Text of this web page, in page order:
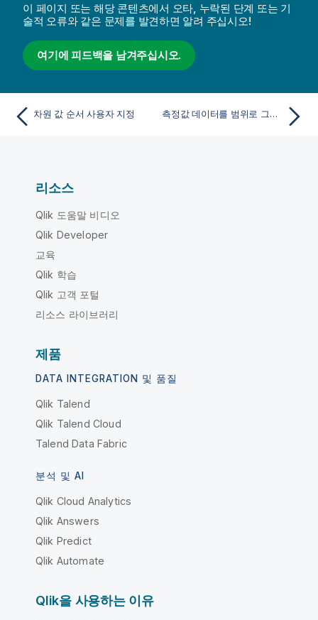
이 페이지 또는 해당 콘텐츠에서 오타, 누락된 단계 또는 기
술적 오류와 같은 문제를 발견하면 알려 주십시오!
여기에 피드백을 남겨주십시오.
차원 값 순서 사용자 지정 측정값 데이터를 범위로 그룹화
리소스
Qlik 도움말 비디오
Qlik Developer
교육
Qlik 학습
Qlik 고객 포털
리소스 라이브러리
제품
DATA INTEGRATION 및 품질
Qlik Talend
Qlik Talend Cloud
Talend Data Fabric
분석 및 AI
Qlik Cloud Analytics
Qlik Answers
Qlik Predict
Qlik Automate
Qlik을 사용하는 이유